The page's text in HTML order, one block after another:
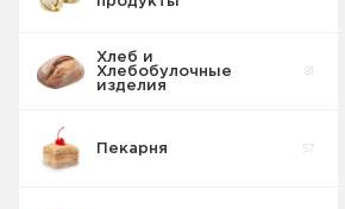
Торты
Вафельные
изделия
Шоколадные
Хлеб и
Хлебобулочные
изделия
81
Пекарня 57